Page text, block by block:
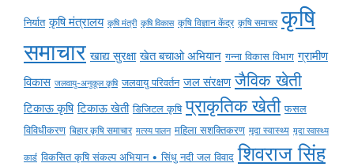
निर्यात कृषि मंत्रालय कृषि मंत्री कृषि विकास कृषि विज्ञान केंद्र कृषि समाचर कृषि
समाचार खाद्य सुरक्षा खेत बचाओ अभियान गन्ना विकास विभाग ग्रामीण
विकास जलवायु-अनुकूल कृषि जलवायु परिवर्तन जल संरक्षण जैविक खेती
टिकाऊ कृषि टिकाऊ खेती डिजिटल कृषि प्राकृतिक खेती फसल
विविधीकरण बिहार कृषि समाचार मत्स्य पालन महिला सशक्तिकरण मृदा स्वास्थ्य मृदा स्वास्थ्य
कार्ड विकसित कृषि संकल्प अभियान • सिंधु नदी जल विवाद शिवराज सिंह